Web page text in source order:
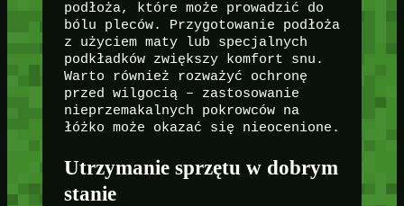
podłoża, które może prowadzić do
bólu pleców. Przygotowanie podłoża
z użyciem maty lub specjalnych
podkładków zwiększy komfort snu.
Warto również rozważyć ochronę
przed wilgocią – zastosowanie
nieprzemakalnych pokrowców na
łóżko może okazać się nieocenione.
Utrzymanie sprzętu w dobrym
stanie